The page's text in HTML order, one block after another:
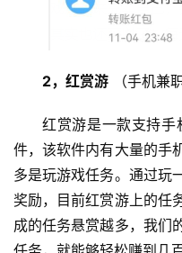
2，红赏游 （手机兼
红赏游是一款支持
件，该软件内有大量的手
多是玩游戏任务。通过玩
奖励，目前红赏游上的任
成的任务悬赏越多，我们